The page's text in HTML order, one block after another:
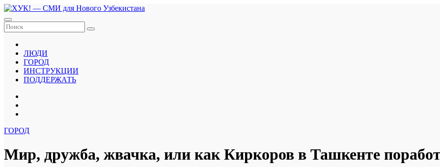
Перейти
к
содержанию
ЛЮДИ
ГОРОД
ИНСТРУКЦИИ
ПОДДЕРЖАТЬ
ГОРОД
Мир, дружба, жвачка, или как Киркоров в Ташкенте